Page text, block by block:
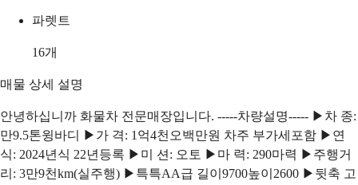
파렛트
16개
매물 상세 설명
안녕하십니까 화물차 전문매장입니다. -----차량설명----- ▶차 종:
만9.5톤윙바디 ▶가 격: 1억4천오백만원 차주 부가세포함 ▶연
식: 2024년식 22년등록 ▶미 션: 오토 ▶마 력: 290마력 ▶주행거
리: 3만9천km(실주행) ▶특특AA급 길이9700높이2600 ▶뒷축 고